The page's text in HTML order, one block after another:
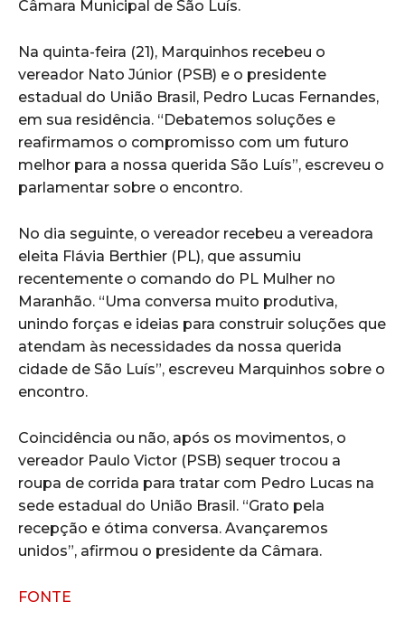
Câmara Municipal de São Luís.
Na quinta-feira (21), Marquinhos recebeu o
vereador Nato Júnior (PSB) e o presidente
estadual do União Brasil, Pedro Lucas Fernandes,
em sua residência. “Debatemos soluções e
reafirmamos o compromisso com um futuro
melhor para a nossa querida São Luís”, escreveu o
parlamentar sobre o encontro.
No dia seguinte, o vereador recebeu a vereadora
eleita Flávia Berthier (PL), que assumiu
recentemente o comando do PL Mulher no
Maranhão. “Uma conversa muito produtiva,
unindo forças e ideias para construir soluções que
atendam às necessidades da nossa querida
cidade de São Luís”, escreveu Marquinhos sobre o
encontro.
Coincidência ou não, após os movimentos, o
vereador Paulo Victor (PSB) sequer trocou a
roupa de corrida para tratar com Pedro Lucas na
sede estadual do União Brasil. “Grato pela
recepção e ótima conversa. Avançaremos
unidos”, afirmou o presidente da Câmara.
FONTE